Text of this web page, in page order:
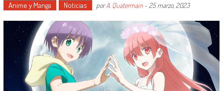
Anime y Manga Noticias porA. Quatermain- 25 marzo, 2023